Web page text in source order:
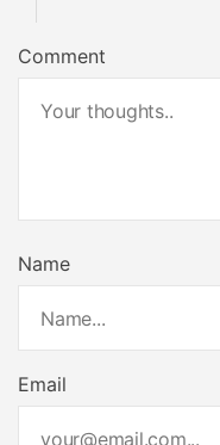
Comment
Name
Email